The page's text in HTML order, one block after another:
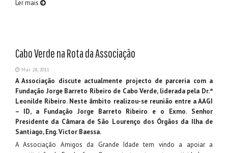
Ler mais
Cabo Verde na Rota da Associação
Mar 28, 2011
A Associação discute actualmente projecto de parceria com a
Fundação Jorge Barreto Ribeiro de Cabo Verde, liderada pela Dr.ª
Leonilde Ribeiro. Neste âmbito realizou-se reunião entre a AAGI
– ID, a Fundação Jorge Barreto Ribeiro e o Exmo. Senhor
Presidente da Câmara de São Lourenço dos Órgãos da Ilha de
Santiago, Eng. Victor Baessa.
A Associação Amigos da Grande Idade tem vindo a apoiar a